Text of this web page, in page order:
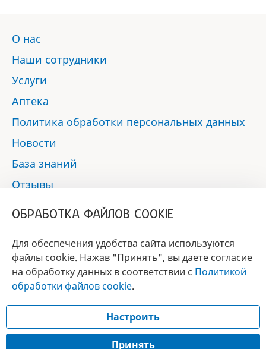
О нас
Наши сотрудники
Услуги
Аптека
Политика обработки персональных данных
Новости
База знаний
Отзывы
БРЕНД
ГОДА 2017 - 2019
© 2017 - 2026 «Альфа-вет»
Разработка сайта —
ОБРАБОТКА ФАЙЛОВ COOKIE
Для обеспечения удобства сайта используются
файлы cookie. Нажав "Принять", вы даете согласие
на обработку данных в соответствии с Политикой
обработки файлов cookie.
Настроить
Принять